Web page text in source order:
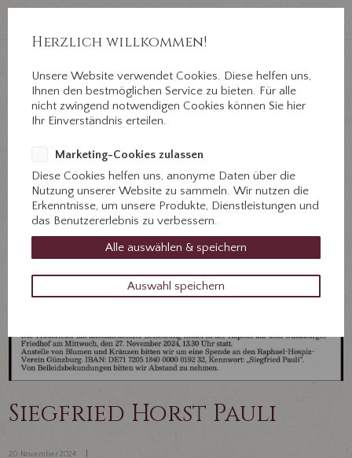
+49 8221 31077
Kontaktieren Sie uns!
Siegfried Horst Pauli
20. November 2024
Herzlich willkommen!
Unsere Website verwendet Cookies. Diese helfen uns,
Ihnen den bestmöglichen Service zu bieten. Für alle
nicht zwingend notwendigen Cookies können Sie hier
Ihr Einverständnis erteilen.
Marketing-Cookies zulassen
Diese Cookies helfen uns, anonyme Daten über die
Nutzung unserer Website zu sammeln. Wir nutzen die
Erkenntnisse, um unsere Produkte, Dienstleistungen und
das Benutzererlebnis zu verbessern.
Alle auswählen & speichern
Auswahl speichern